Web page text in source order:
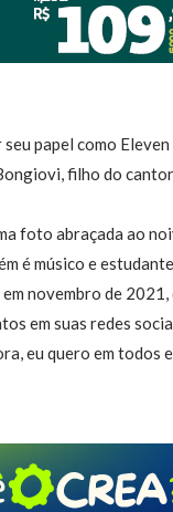
papel como
filho do
foto abraçada ao
é músico e
novembro de
em suas redes
eu quero em todos